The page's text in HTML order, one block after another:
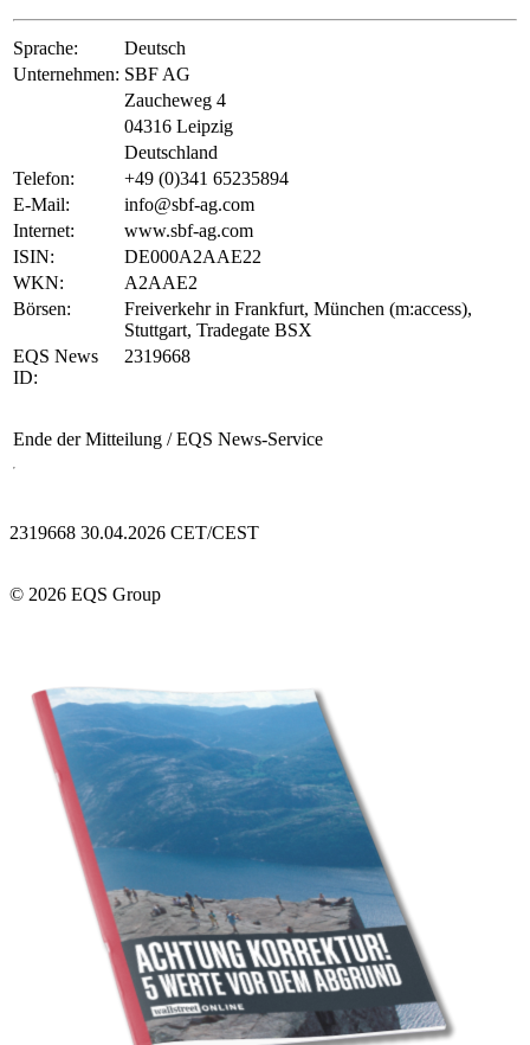
Sprache:
Deutsch
Unternehmen: SBF AG
Zaucheweg 4
04316 Leipzig
Deutschland
Telefon:
+49 (0)341 65235894
E-Mail:
info@sbf-ag.com
Internet:
www.sbf-ag.com
ISIN:
DE000A2AAE22
WKN:
A2AAE2
Börsen:
Freiverkehr in Frankfurt, München (m:access),
Stuttgart, Tradegate BSX
EQS News
ID:
2319668
Ende der Mitteilung / EQS News-Service
2319668 30.04.2026 CET/CEST
© 2026 EQS Group